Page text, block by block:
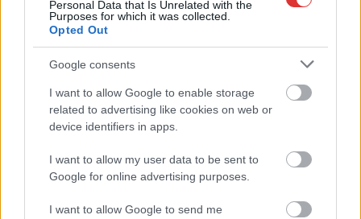
Personal Data that Is Unrelated with the
Purposes for which it was collected.
Opted Out
Google consents
I want to allow Google to enable storage
related to advertising like cookies on web or
device identifiers in apps.
I want to allow my user data to be sent to
Google for online advertising purposes.
I want to allow Google to send me
A NER kihúzta a talajt az Új Néplap alól is, immáron csak
hetilapként jelenik meg – végképp vége a nyomtatott
sajtónak?
Szimfonikus köntösben tért vissza a Queen világa a fővárosba
Ilyen, amikor „fél” a Tisza – a durva csapadékhiány nagyon
meglátszik
Lehet, hogy mégis megússzuk Paks teljes leállítását, némileg